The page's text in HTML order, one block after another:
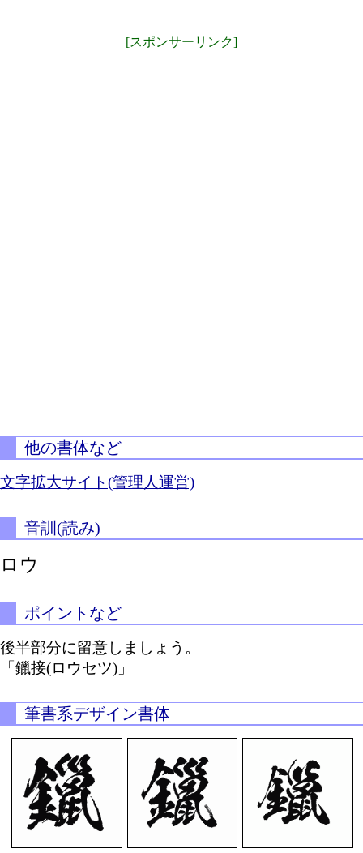
[スポンサーリンク]
他の書体など
文字拡大サイト(管理人運営)
音訓(読み)
ロウ
ポイントなど
後半部分に留意しましょう。
「鑞接(ロウセツ)」
筆書系デザイン書体